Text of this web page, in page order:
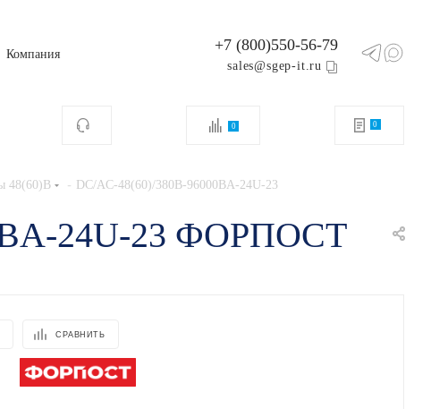
Компания +7 (800)550-56-79
sales@sgep-it.ru
0 0
48(60)В - DC/AC-48(60)/380B-96000BA-24U-23
24U-23 ФОРПОСТ
СРАВНИТЬ